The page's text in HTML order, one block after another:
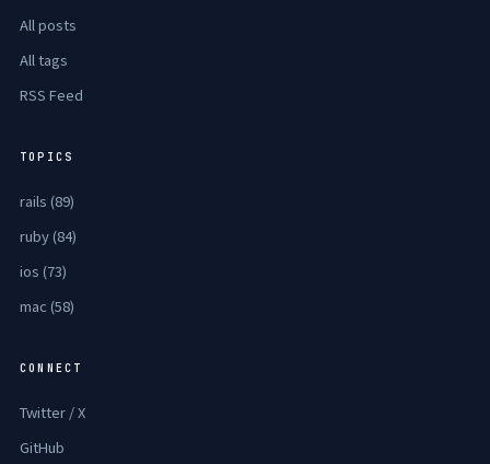
All posts
All tags
RSS Feed
TOPICS
rails (89)
ruby (84)
ios (73)
mac (58)
CONNECT
Twitter / X
GitHub